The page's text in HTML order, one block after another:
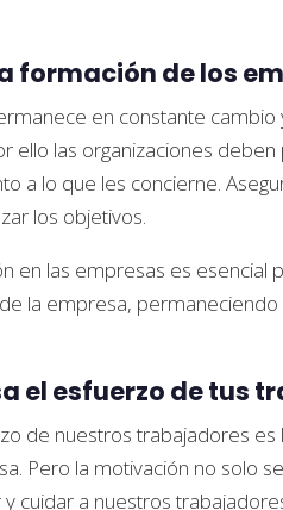
formación de los
en constante
ello las organizaciones
a lo que les concierne.
los objetivos.
en las empresas es
la empresa, permaneciendo
el esfuerzo de tus
de nuestros trabajadores
Pero la motivación no solo
cuidar a nuestros